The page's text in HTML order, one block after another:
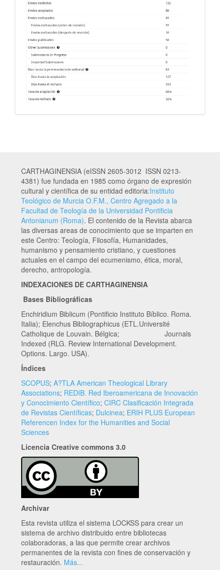
CARTHAGINENSIA (eISSN 2605-3012 ISSN 0213-
4381) fue fundada en 1985 como órgano de expresión
cultural y científica de su entidad editoria:Instituto
Teológico de Murcia O.F.M., Centro Agregado a la
Facultad de Teología de la Universidad Pontificia
Antonianum (Roma). El contenido de la Revista abarca
las diversas areas de conocimiento que se imparten en
este Centro: Teología, Filosofía, Humanidades,
humanismo y pensamiento cristiano, y cuestiones
actuales en el campo del ecumenismo, ética, moral,
derecho, antropología.
INDEXACIONES DE CARTHAGINENSIA
Bases Bibliográficas
Enchiridium Biblicum (Pontificio Instituto Bíblico. Roma.
Italia); Elenchus Bibliographicus (ETL.Université
Catholique de Louvain. Bélgica; Journals
Indexed (RLG. Review International Development.
Options. Largo. USA).
Índices
SCOPUS; A?TLA American Theological Library
Associations; REDIB. Red Iberoamericana de Innovación
y Conocimiento Científico; CIRC Clasificación Integrada
de Revistas Científicas; Dulcinea; ERIH PLUS European
Referencen Index for the Humanities and Social
Sciences
Licencia Creative commons 3.0
Archivar
Esta revista utiliza el sistema LOCKSS para crear un
sistema de archivo distribuido entre bibliotecas
colaboradoras, a las que permite crear archivos
permanentes de la revista con fines de conservación y
restauración. Más...